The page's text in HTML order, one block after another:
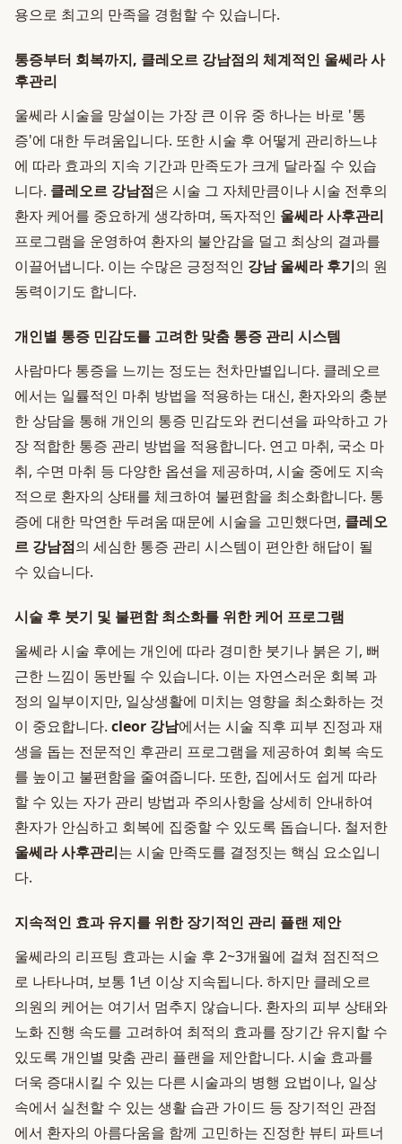
용으로 최고의 만족을 경험할 수 있습니다.
통증부터 회복까지, 클레오르 강남점의 체계적인 울쎄라 사
후관리
울쎄라 시술을 망설이는 가장 큰 이유 중 하나는 바로 '통
증'에 대한 두려움입니다. 또한 시술 후 어떻게 관리하느냐
에 따라 효과의 지속 기간과 만족도가 크게 달라질 수 있습
니다. 클레오르 강남점은 시술 그 자체만큼이나 시술 전후의
환자 케어를 중요하게 생각하며, 독자적인 울쎄라 사후관리
프로그램을 운영하여 환자의 불안감을 덜고 최상의 결과를
이끌어냅니다. 이는 수많은 긍정적인 강남 울쎄라 후기의 원
동력이기도 합니다.
개인별 통증 민감도를 고려한 맞춤 통증 관리 시스템
사람마다 통증을 느끼는 정도는 천차만별입니다. 클레오르
에서는 일률적인 마취 방법을 적용하는 대신, 환자와의 충분
한 상담을 통해 개인의 통증 민감도와 컨디션을 파악하고 가
장 적합한 통증 관리 방법을 적용합니다. 연고 마취, 국소 마
취, 수면 마취 등 다양한 옵션을 제공하며, 시술 중에도 지속
적으로 환자의 상태를 체크하여 불편함을 최소화합니다. 통
증에 대한 막연한 두려움 때문에 시술을 고민했다면, 클레오
르 강남점의 세심한 통증 관리 시스템이 편안한 해답이 될
수 있습니다.
시술 후 붓기 및 불편함 최소화를 위한 케어 프로그램
울쎄라 시술 후에는 개인에 따라 경미한 붓기나 붉은 기, 뻐
근한 느낌이 동반될 수 있습니다. 이는 자연스러운 회복 과
정의 일부이지만, 일상생활에 미치는 영향을 최소화하는 것
이 중요합니다. cleor 강남에서는 시술 직후 피부 진정과 재
생을 돕는 전문적인 후관리 프로그램을 제공하여 회복 속도
를 높이고 불편함을 줄여줍니다. 또한, 집에서도 쉽게 따라
할 수 있는 자가 관리 방법과 주의사항을 상세히 안내하여
환자가 안심하고 회복에 집중할 수 있도록 돕습니다. 철저한
울쎄라 사후관리는 시술 만족도를 결정짓는 핵심 요소입니
다.
지속적인 효과 유지를 위한 장기적인 관리 플랜 제안
울쎄라의 리프팅 효과는 시술 후 2~3개월에 걸쳐 점진적으
로 나타나며, 보통 1년 이상 지속됩니다. 하지만 클레오르
의원의 케어는 여기서 멈추지 않습니다. 환자의 피부 상태와
노화 진행 속도를 고려하여 최적의 효과를 장기간 유지할 수
있도록 개인별 맞춤 관리 플랜을 제안합니다. 시술 효과를
더욱 증대시킬 수 있는 다른 시술과의 병행 요법이나, 일상
속에서 실천할 수 있는 생활 습관 가이드 등 장기적인 관점
에서 환자의 아름다움을 함께 고민하는 진정한 뷰티 파트너